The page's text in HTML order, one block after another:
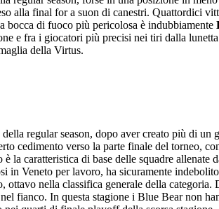
alla final for a suon di canestri. Quattordici
bocca di fuoco più pericolosa è indubbiamente
e fra i giocatori più precisi nei tiri dalla
della Virtus.
regular season, dopo aver creato più di un
cedimento verso la parte finale del torneo,
la caratteristica di base delle squadre allenate
in Veneto per lavoro, ha sicuramente
ottavo nella classifica generale della categoria.
fianco. In questa stagione i Blue Bear non